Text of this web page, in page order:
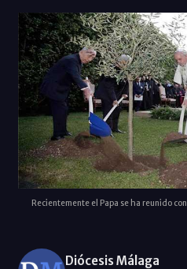
Recientemente el Papa se ha reunido
Diócesis Málaga